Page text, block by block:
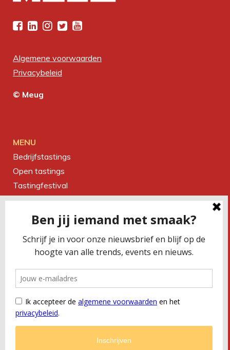
Algemene voorwaarden
Privacybeleid
© Meug
MENU
Bedrijfstastings
Open tastings
Tastingfestival
Magazine
Over ons
CONTACTEER ONS
Smaakbureau Meug
Kerkstraat 19 | 2060 Antwerpen
T +32 (0) 479 32 02 66